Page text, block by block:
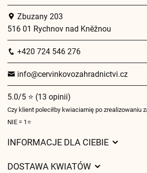
Zbuzany 203
516 01 Rychnov nad Kněžnou
+420 724 546 276
info@cervinkovozahradnictvi.cz
5.0/5 ⭐ (13 opinii)
Czy klient poleciłby kwiaciarnię po zrealizowaniu
NIE = 1⭐
INFORMACJE DLA CIEBIE
DOSTAWA KWIATÓW